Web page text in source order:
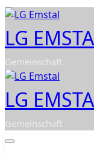
LG
Gemeinschaft
LG
Gemeinschaft